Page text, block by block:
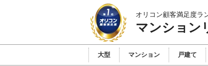
オリコン顧客満足度ラ
マンション
大型 マンション 戸建て